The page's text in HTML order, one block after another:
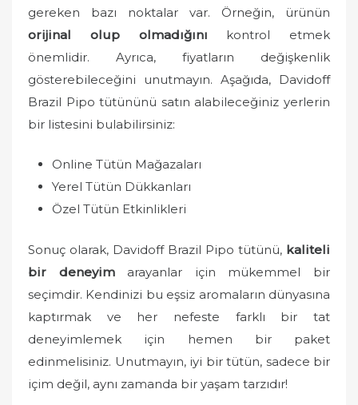
gereken bazı noktalar var. Örneğin, ürünün
orijinal olup olmadığını kontrol etmek
önemlidir. Ayrıca, fiyatların değişkenlik
gösterebileceğini unutmayın. Aşağıda, Davidoff
Brazil Pipo tütününü satın alabileceğiniz yerlerin
bir listesini bulabilirsiniz:
Online Tütün Mağazaları
Yerel Tütün Dükkanları
Özel Tütün Etkinlikleri
Sonuç olarak, Davidoff Brazil Pipo tütünü, kaliteli
bir deneyimarayanlar için mükemmel bir
seçimdir. Kendinizi bu eşsiz aromaların dünyasına
kaptırmak ve her nefeste farklı bir tat
deneyimlemek için hemen bir paket
edinmelisiniz. Unutmayın, iyi bir tütün, sadece bir
içim değil, aynı zamanda bir yaşam tarzıdır!